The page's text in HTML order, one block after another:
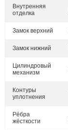
Внутренняя
отделка
Замок верхний
Замок нижний
Цилиндровый
механизм
Контуры
уплотнения
Рёбра
жёсткости